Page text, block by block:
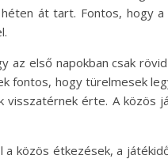
át tart. Fontos, hogy a
az első napokban csak
fontos, hogy türelmesek
visszatérnek érte. A közös
közös étkezések, a